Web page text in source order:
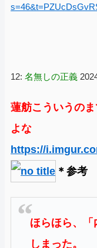
12: 名無しの正義
蓮舫こういうの
よな
https://
＊参考
ほらほら、
しまった。